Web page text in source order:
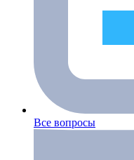
Все вопросы